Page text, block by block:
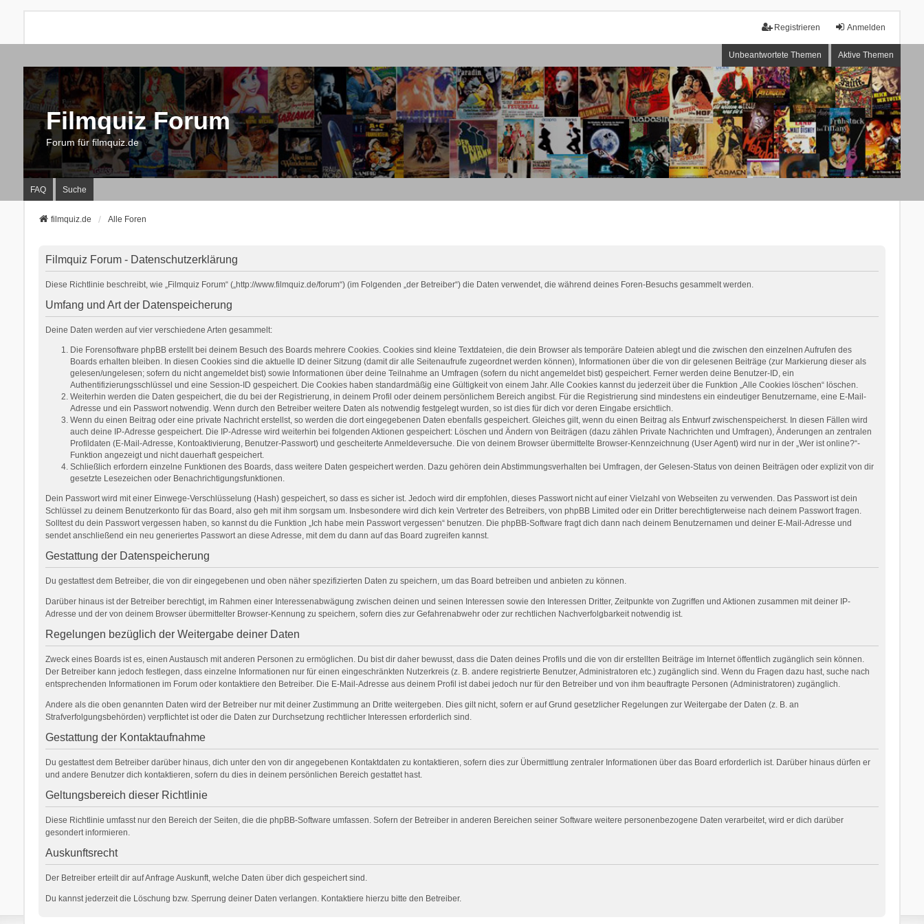
Anmelden
Registrieren
Unbeantwortete Themen Aktive Themen
Filmquiz Forum
Forum für filmquiz.de
FAQ Suche
filmquiz.de Alle Foren
Filmquiz Forum - Datenschutzerklärung
Diese Richtlinie beschreibt, wie „Filmquiz Forum“ („http://www.filmquiz.de/forum“) (im Folgenden „der Betreiber“) die Daten verwendet, die während deines Foren-Besuchs gesammelt werden.
Umfang und Art der Datenspeicherung
Deine Daten werden auf vier verschiedene Arten gesammelt:
Die Forensoftware phpBB erstellt bei deinem Besuch des Boards mehrere Cookies. Cookies sind kleine Textdateien, die dein Browser als temporäre Dateien ablegt und die zwischen den einzelnen Aufrufen des
Boards erhalten bleiben. In diesen Cookies sind die aktuelle ID deiner Sitzung (damit dir alle Seitenaufrufe zugeordnet werden können), Informationen über die von dir gelesenen Beiträge (zur Markierung dieser als
gelesen/ungelesen; sofern du nicht angemeldet bist) sowie Informationen über deine Teilnahme an Umfragen (sofern du nicht angemeldet bist) gespeichert. Ferner werden deine Benutzer-ID, ein
Authentifizierungsschlüssel und eine Session-ID gespeichert. Die Cookies haben standardmäßig eine Gültigkeit von einem Jahr. Alle Cookies kannst du jederzeit über die Funktion „Alle Cookies löschen“ löschen.
Weiterhin werden die Daten gespeichert, die du bei der Registrierung, in deinem Profil oder deinem persönlichem Bereich angibst. Für die Registrierung sind mindestens ein eindeutiger Benutzername, eine E-Mail-
Adresse und ein Passwort notwendig. Wenn durch den Betreiber weitere Daten als notwendig festgelegt wurden, so ist dies für dich vor deren Eingabe ersichtlich.
Wenn du einen Beitrag oder eine private Nachricht erstellst, so werden die dort eingegebenen Daten ebenfalls gespeichert. Gleiches gilt, wenn du einen Beitrag als Entwurf zwischenspeicherst. In diesen Fällen wird
auch deine IP-Adresse gespeichert. Die IP-Adresse wird weiterhin bei folgenden Aktionen gespeichert: Löschen und Ändern von Beiträgen (dazu zählen Private Nachrichten und Umfragen), Änderungen an zentralen
Profildaten (E-Mail-Adresse, Kontoaktivierung, Benutzer-Passwort) und gescheiterte Anmeldeversuche. Die von deinem Browser übermittelte Browser-Kennzeichnung (User Agent) wird nur in der „Wer ist online?“-
Funktion angezeigt und nicht dauerhaft gespeichert.
Schließlich erfordern einzelne Funktionen des Boards, dass weitere Daten gespeichert werden. Dazu gehören dein Abstimmungsverhalten bei Umfragen, der Gelesen-Status von deinen Beiträgen oder explizit von dir
gesetzte Lesezeichen oder Benachrichtigungsfunktionen.
Dein Passwort wird mit einer Einwege-Verschlüsselung (Hash) gespeichert, so dass es sicher ist. Jedoch wird dir empfohlen, dieses Passwort nicht auf einer Vielzahl von Webseiten zu verwenden. Das Passwort ist dein
Schlüssel zu deinem Benutzerkonto für das Board, also geh mit ihm sorgsam um. Insbesondere wird dich kein Vertreter des Betreibers, von phpBB Limited oder ein Dritter berechtigterweise nach deinem Passwort fragen.
Solltest du dein Passwort vergessen haben, so kannst du die Funktion „Ich habe mein Passwort vergessen“ benutzen. Die phpBB-Software fragt dich dann nach deinem Benutzernamen und deiner E-Mail-Adresse und
sendet anschließend ein neu generiertes Passwort an diese Adresse, mit dem du dann auf das Board zugreifen kannst.
Gestattung der Datenspeicherung
Du gestattest dem Betreiber, die von dir eingegebenen und oben näher spezifizierten Daten zu speichern, um das Board betreiben und anbieten zu können.
Darüber hinaus ist der Betreiber berechtigt, im Rahmen einer Interessenabwägung zwischen deinen und seinen Interessen sowie den Interessen Dritter, Zeitpunkte von Zugriffen und Aktionen zusammen mit deiner IP-
Adresse und der von deinem Browser übermittelter Browser-Kennung zu speichern, sofern dies zur Gefahrenabwehr oder zur rechtlichen Nachverfolgbarkeit notwendig ist.
Regelungen bezüglich der Weitergabe deiner Daten
Zweck eines Boards ist es, einen Austausch mit anderen Personen zu ermöglichen. Du bist dir daher bewusst, dass die Daten deines Profils und die von dir erstellten Beiträge im Internet öffentlich zugänglich sein können.
Der Betreiber kann jedoch festlegen, dass einzelne Informationen nur für einen eingeschränkten Nutzerkreis (z. B. andere registrierte Benutzer, Administratoren etc.) zugänglich sind. Wenn du Fragen dazu hast, suche nach
entsprechenden Informationen im Forum oder kontaktiere den Betreiber. Die E-Mail-Adresse aus deinem Profil ist dabei jedoch nur für den Betreiber und von ihm beauftragte Personen (Administratoren) zugänglich.
Andere als die oben genannten Daten wird der Betreiber nur mit deiner Zustimmung an Dritte weitergeben. Dies gilt nicht, sofern er auf Grund gesetzlicher Regelungen zur Weitergabe der Daten (z. B. an
Strafverfolgungsbehörden) verpflichtet ist oder die Daten zur Durchsetzung rechtlicher Interessen erforderlich sind.
Gestattung der Kontaktaufnahme
Du gestattest dem Betreiber darüber hinaus, dich unter den von dir angegebenen Kontaktdaten zu kontaktieren, sofern dies zur Übermittlung zentraler Informationen über das Board erforderlich ist. Darüber hinaus dürfen er
und andere Benutzer dich kontaktieren, sofern du dies in deinem persönlichen Bereich gestattet hast.
Geltungsbereich dieser Richtlinie
Diese Richtlinie umfasst nur den Bereich der Seiten, die die phpBB-Software umfassen. Sofern der Betreiber in anderen Bereichen seiner Software weitere personenbezogene Daten verarbeitet, wird er dich darüber
gesondert informieren.
Auskunftsrecht
Der Betreiber erteilt dir auf Anfrage Auskunft, welche Daten über dich gespeichert sind.
Du kannst jederzeit die Löschung bzw. Sperrung deiner Daten verlangen. Kontaktiere hierzu bitte den Betreiber.